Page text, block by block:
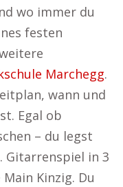
wo immer du
festen
Marchegg.
wann und
Egal ob
– du legst
Gitarrenspiel in 3
Kinzig. Du